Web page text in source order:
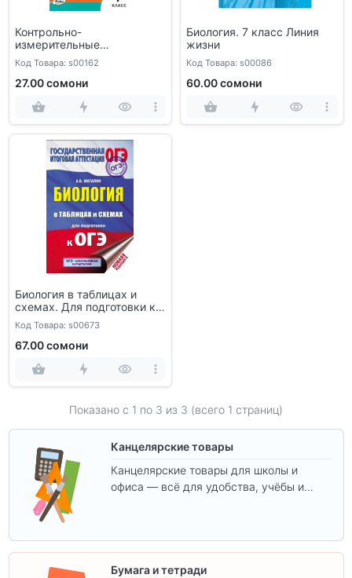
Контрольно-
измерительные
материалы. Биология. 7
класс
Код Товара: s00162
27.00 сомони
Биология. 7 класс Линия
жизни
Код Товара: s00086
60.00 сомони
Биология в таблицах и
схемах. Для подготовки к
ОГЭ
Код Товара: s00673
67.00 сомони
Показано с 1 по 3 из 3 (всего 1 страниц)
Канцелярские товары
Канцелярские товары для школы и
офиса — всё для удобства, учёбы и
Бумага и тетради